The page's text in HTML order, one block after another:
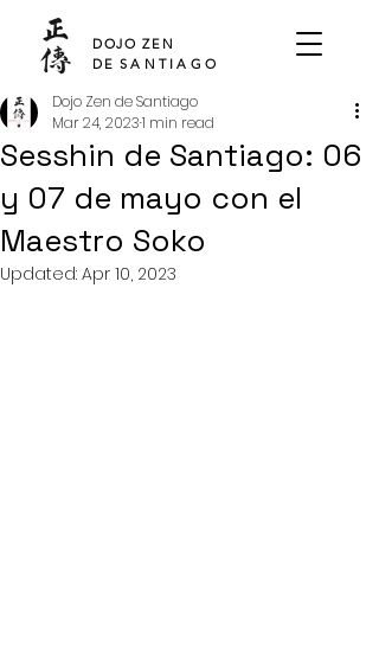
DOJO ZEN
DE SANTIAGO
Sesshin de Santiago: 06
y 07 de mayo con el
Maestro Soko
Dojo Zen de Santiago
Mar 24, 20231 min read
Updated: Apr 10, 2023